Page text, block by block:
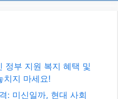
정부 지원 복지 혜택 및
치지 마세요!
: 미신일까, 현대 사회